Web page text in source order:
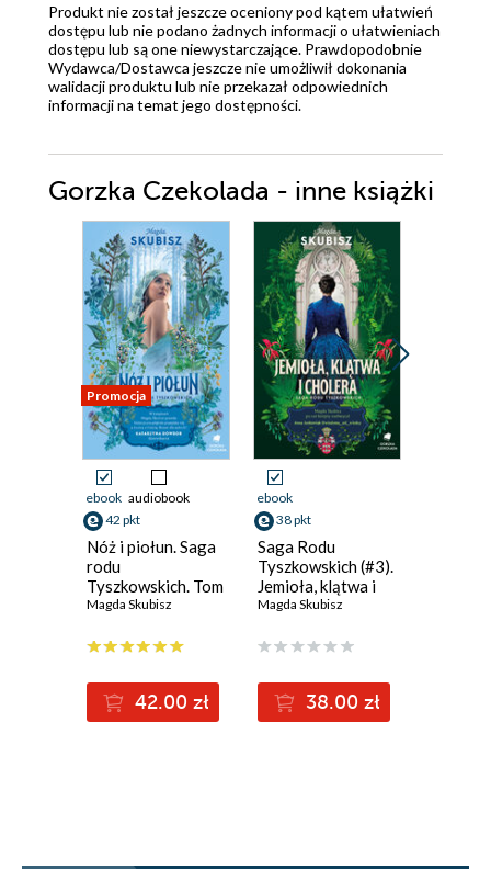
Produkt nie został jeszcze oceniony pod kątem ułatwień
dostępu lub nie podano żadnych informacji o ułatwieniach
dostępu lub są one niewystarczające. Prawdopodobnie
Wydawca/Dostawca jeszcze nie umożliwił dokonania
walidacji produktu lub nie przekazał odpowiednich
informacji na temat jego dostępności.
Gorzka Czekolada - inne książki
Promocja
ebook audiobook
42 pkt
Nóż i piołun. Saga
rodu
Tyszkowskich. Tom
5
Magda Skubisz
42.00 zł
ebook
38 pkt
Saga Rodu
Tyszkowskich (#3).
Jemioła, klątwa i
cholera. Saga rodu
3
Magda Skubisz
38.00 zł